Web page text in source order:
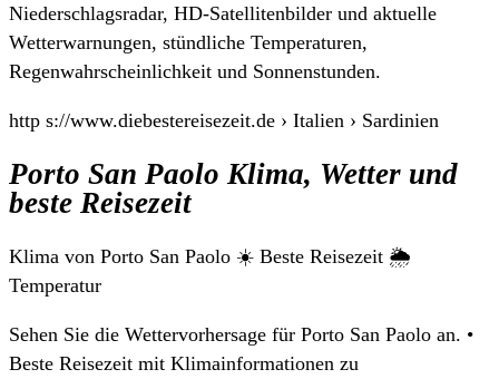
Niederschlagsradar, HD-Satellitenbilder und aktuelle
Wetterwarnungen, stündliche Temperaturen,
Regenwahrscheinlichkeit und Sonnenstunden.
http s://www.diebestereisezeit.de › Italien › Sardinien
Porto San Paolo Klima, Wetter und
beste Reisezeit
Klima von Porto San Paolo ☀️ Beste Reisezeit 🌦️
Temperatur
Sehen Sie die Wettervorhersage für Porto San Paolo an. •
Beste Reisezeit mit Klimainformationen zu